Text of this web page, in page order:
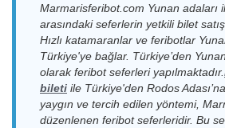
D-Marin
Turgutreis
Limanı > Kos
Limanı
10.09.2026
Perşembe
08:30-09:00
D-Marin
Turgutreis
Limanı > Kos
Limanı
11.09.2026 Cuma
08:30-09:00
Limanı
18:00-18:30
Kos Limanı > D-
Marin Turgutreis
Limanı
10.09.2026
Perşembe
18:00-18:30
Kos Limanı > D-
Marin Turgutreis
Limanı
11.09.2026 Cuma
18:00-18:30
Marmarisferibot.com Yunan adaları
arasındaki seferlerin yetkili bilet
Hızlı katamaranlar ve feribotlar
Türkiye'ye bağlar. Türkiye’den
olarak feribot seferleri yapılmaktadır.
bileti ile Türkiye'den Rodos
yaygın ve tercih edilen yöntemi,
düzenlenen feribot seferleridir. Bu